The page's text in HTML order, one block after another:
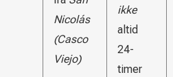
Nicolás
(Casco
Viejo)
ikke
altid
24-
timer